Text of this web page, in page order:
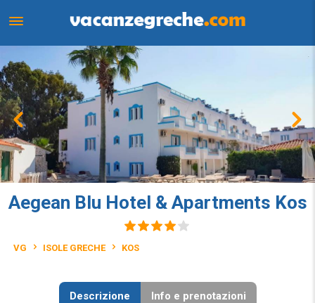
Aegean Blu Hotel & Apartments Kos
VG ISOLE GRECHE KOS
Descrizione Info e prenotazioni